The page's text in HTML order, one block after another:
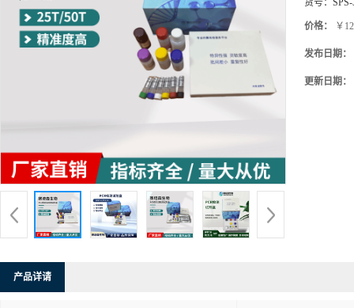
货号：
价格： ￥
发布日期：
更新日期：
产品详请